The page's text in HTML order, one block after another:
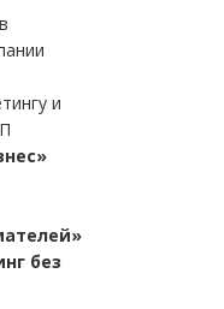
и
без